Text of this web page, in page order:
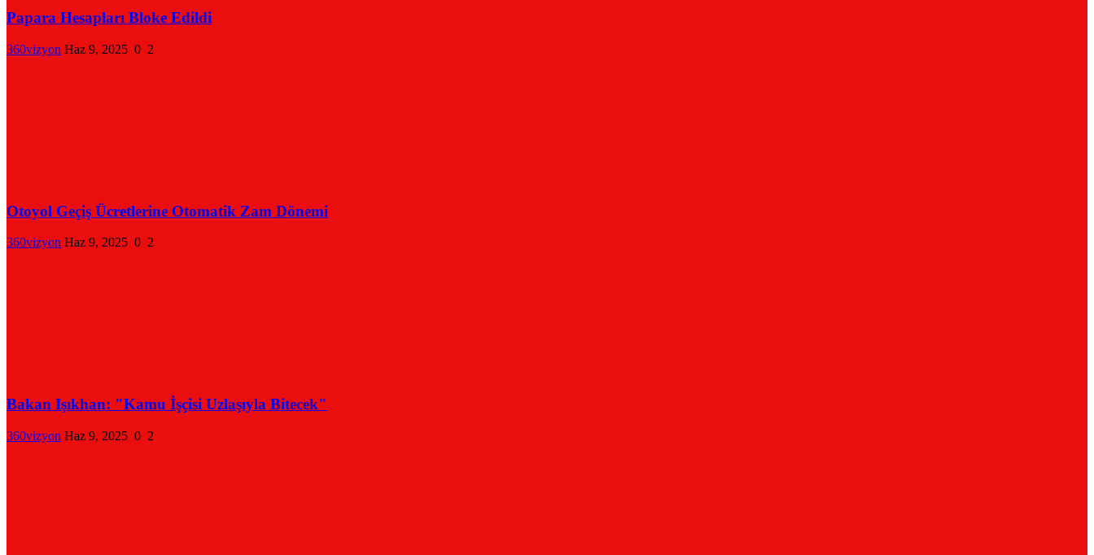
Papara Hesapları Bloke Edildi
360vizyon Haz 9, 2025 0 2
Otoyol Geçiş Ücretlerine Otomatik Zam Dönemi
360vizyon Haz 9, 2025 0 2
Bakan Işıkhan: "Kamu İşçisi Uzlaşıyla Bitecek"
360vizyon Haz 9, 2025 0 2